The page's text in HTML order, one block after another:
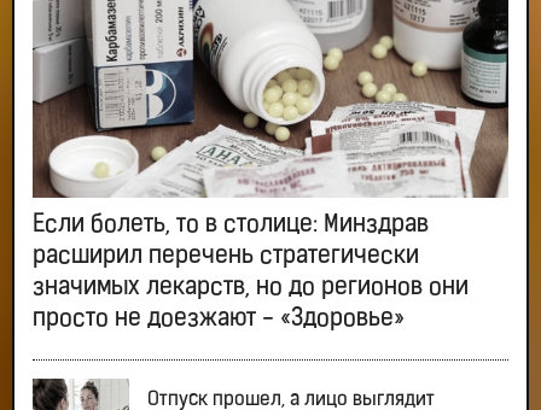
Если болеть, то в столице: Минздрав
расширил перечень стратегически
значимых лекарств, но до регионов они
просто не доезжают - «Здоровье»
Отпуск прошел, а лицо выглядит